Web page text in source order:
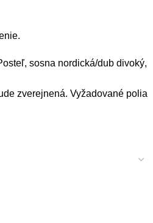
sosna nordická/dub divoký,
zverejnená. Vyžadované polia